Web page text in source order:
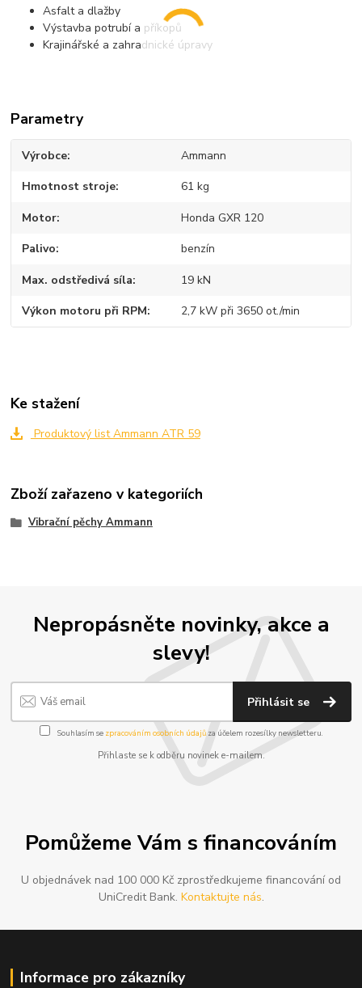
Asfalt a dlažby
Výstavba potrubí a příkopů
Krajinářské a zahradnické úpravy
Parametry
Výrobce Ammann
Hmotnost stroje 61 kg
Motor Honda GXR 120
Palivo benzín
Max. odstředivá síla 19 kN
Výkon motoru při RPM 2,7 kW při 3650 ot./min
Ke stažení
Produktový list Ammann ATR 59
Zboží zařazeno v kategoriích
Vibrační pěchy Ammann
Nepropásněte novinky, akce a
slevy!
Přihlásit se
Souhlasím se zpracováním osobních údajůza účelem rozesílky newsletteru.
Přihlaste se k odběru novinek e-mailem.
Pomůžeme Vám s financováním
U objednávek nad 100 000 Kč zprostředkujeme financování od
UniCredit Bank. Kontaktujte nás.
Informace pro zákazníky